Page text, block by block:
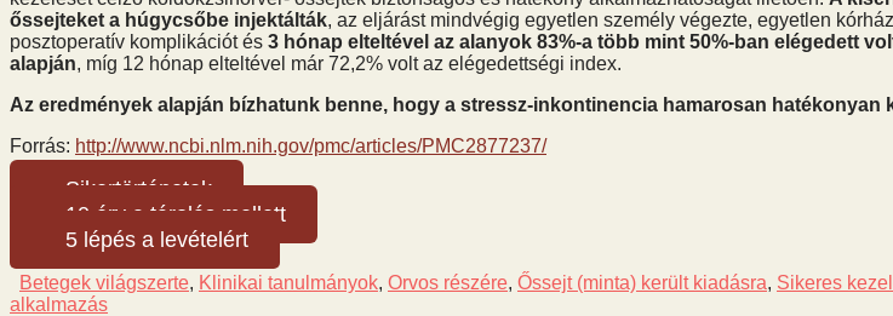
őssejteket a húgycsőbe injektálták, az eljárást mindvégig egyetlen személy végezte, egyetlen
posztoperatív komplikációt és 3 hónap elteltével az alanyok 83%-a több mint 50%-ban elégedett
alapján, míg 12 hónap elteltével már 72,2% volt az elégedettségi index.
Az eredmények alapján bízhatunk benne, hogy a stressz-inkontinencia hamarosan hatékonyan
Forrás: http://www.ncbi.nlm.nih.gov/pmc/articles/PMC2877237/
Sikertörténetek
10 érv a tárolás mellett
5 lépés a levételért
Betegek világszerte, Klinikai tanulmányok, Orvos részére, Őssejt (minta) került kiadásra, Sikeres
alkalmazás